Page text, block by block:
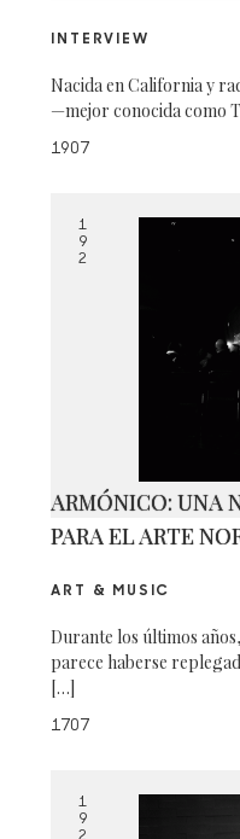
INTERVIEW
Nacida en California y
—mejor conocida como
1907
1
9
2
ARMÓNICO: UNA
PARA EL ARTE
ART & MUSIC
Durante los últimos
parece haberse
[…]
1707
1
9